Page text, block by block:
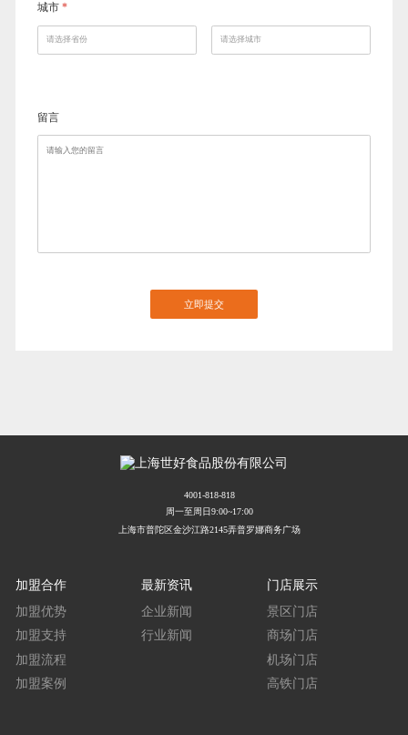
城市*
留言
4001-818-818
周一至周日9:00~17:00
上海市普陀区金沙江路2145弄普罗娜商务广场
加盟合作
加盟优势
加盟支持
加盟流程
加盟案例
最新资讯
企业新闻
行业新闻
门店展示
景区门店
商场门店
机场门店
高铁门店